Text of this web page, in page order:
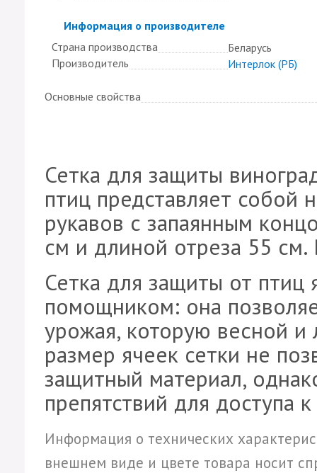
Скрыть
Информация о производителе
Страна производства
Беларусь
Производитель
Интерлок (РБ)
Основные свойства
Сетка для защиты
птиц представляет собой
рукавов с запаянным
см и длиной отреза 55
Сетка для защиты от птиц
помощником: она
урожая, которую весной
размер ячеек сетки не
защитный материал,
препятствий для доступа
Информация о технических
внешнем виде и цвете товара носит